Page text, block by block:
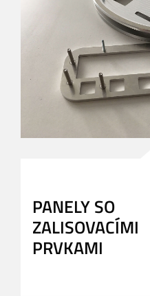
PANELY SO
ZALISOVACÍMI
PRVKAMI